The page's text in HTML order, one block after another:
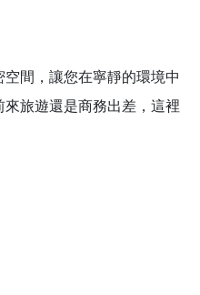
間，讓您在寧靜的環境中
旅遊還是商務出差，這裡